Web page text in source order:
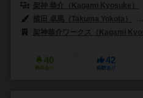
架神 恭介（Kagami Kyosuke）
横田 卓馬（Takuma Yokota）
架神恭介ワークス（Kagami
40
興味あり
42
経験あり